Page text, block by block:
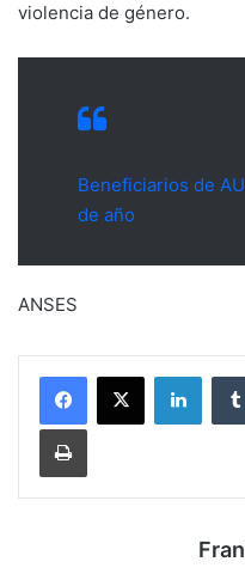
violencia de género.
Beneficiarios de
de año
ANSES
Imprimir